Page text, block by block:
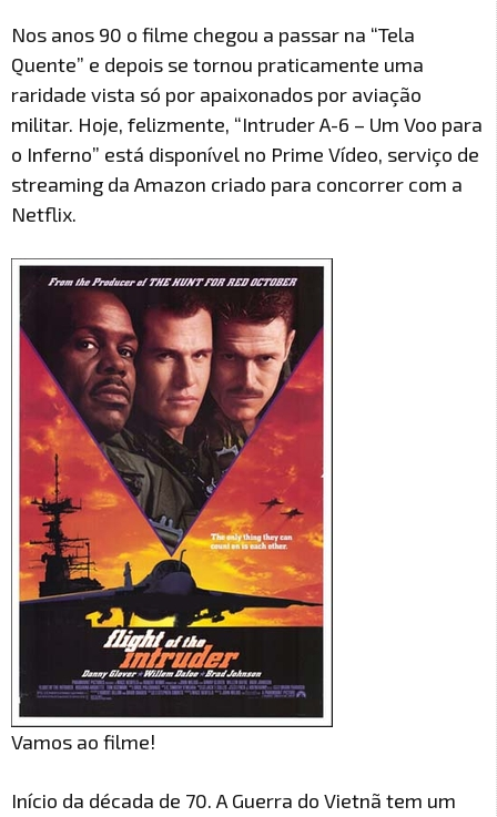
Nos anos 90 o filme chegou a passar na “Tela
Quente” e depois se tornou praticamente uma
raridade vista só por apaixonados por aviação
militar. Hoje, felizmente, “Intruder A-6 – Um Voo para
o Inferno” está disponível no Prime Vídeo, serviço de
streaming da Amazon criado para concorrer com a
Netflix.
Vamos ao filme!
Início da década de 70. A Guerra do Vietnã tem um